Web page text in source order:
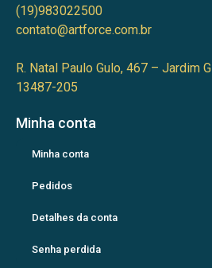
(19)983022500
contato@artforce.com.br
R. Natal Paulo Gulo, 467 – Jardim
13487-205
Minha conta
Minha conta
Pedidos
Detalhes da conta
Senha perdida